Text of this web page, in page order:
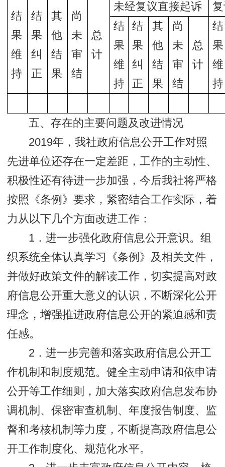
结
果
维
持
结
果
纠
正
其
他
结
果
尚
未
审
结
总
计
未经复议直接起诉
结
果
维
持
结
果
纠
正
其
他
结
果
尚
未
审
结
总
计
结
果
维
持
五、存在的主要问题及改进情况
2019年，我社政府信息公开工作对照
先进单位还存在一定差距，工作的主动性、
积极性还有待进一步加强，今后我社将严格
按照《条例》要求，紧密结合工作实际，着
力从以下几个方面改进工作：
1．进一步强化政府信息公开意识。组
织系统全体认真学习《条例》及相关文件，
并做好政策文件的解读工作，切实提高对政
府信息公开重大意义的认识，不断深化公开
理念，增强推进政府信息公开的紧迫感和责
任感。
2．进一步完善和落实政府信息公开工
作机制和制度规范。健全主动申请和依申请
公开等工作细则，加大落实政府信息发布协
调机制、保密审查机制、年度报告制度、监
督和考核机制等力度，不断提高政府信息公
开工作制度化、规范化水平。